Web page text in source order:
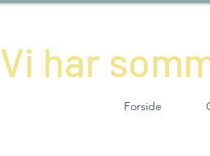
Forside
Vi har